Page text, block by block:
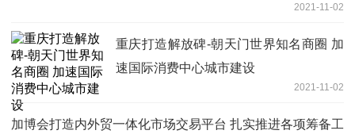
2021-11-02
重庆打造解放碑-朝天门世界知名商圈 加
速国际消费中心城市建设
2021-11-02
加博会打造内外贸一体化市场交易平台 扎实推进各项筹备工